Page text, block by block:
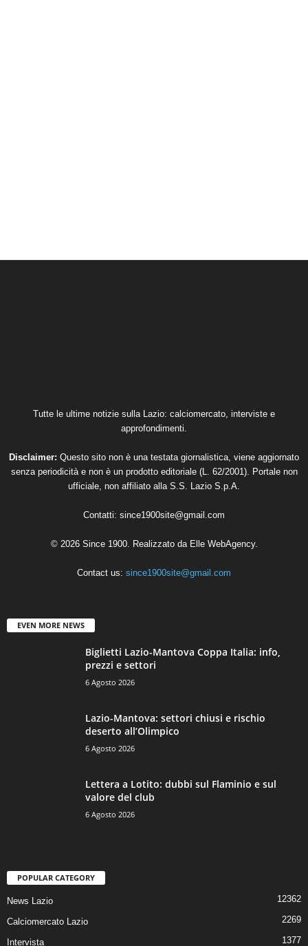
Tutte le ultime notizie sulla Lazio: calciomercato, interviste e
approfondimenti.
Disclaimer: Questo sito non è una testata giornalistica, viene aggiornato
senza periodicità e non è un prodotto editoriale (L. 62/2001). Portale non
ufficiale, non affiliato alla S.S. Lazio S.p.A.
Contatti: since1900site@gmail.com
© 2026 Since 1900. Realizzato da Elle WebAgency.
Contact us: since1900site@gmail.com
EVEN MORE NEWS
Biglietti Lazio-Mantova Coppa Italia: info,
prezzi e settori
6 Agosto 2026
Lazio-Mantova: settori chiusi e rischio
deserto all’Olimpico
6 Agosto 2026
Lettera a Lotito: dubbi sul Flaminio e sul
valore del club
6 Agosto 2026
POPULAR CATEGORY
News Lazio 12362
Calciomercato Lazio 2269
Intervista 1377